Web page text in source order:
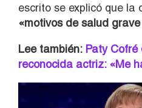
escrito se explicó que la
«motivos de salud
Lee también: Paty
reconocida actriz: «Me